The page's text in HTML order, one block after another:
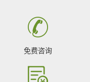
免费咨询